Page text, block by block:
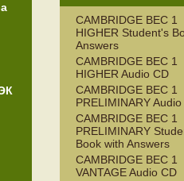
CAMBRIDGE BEC 1
HIGHER Student's
Answers
CAMBRIDGE BEC 1
HIGHER Audio CD
CAMBRIDGE BEC 1
PRELIMINARY
CAMBRIDGE BEC 1
PRELIMINARY
Book with Answers
CAMBRIDGE BEC 1
VANTAGE Audio CD